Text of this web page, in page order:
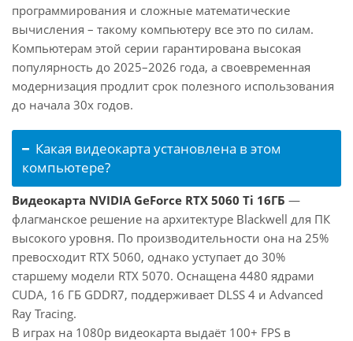
программирования и сложные математические
вычисления – такому компьютеру все это по силам.
Компьютерам этой серии гарантирована высокая
популярность до 2025–2026 года, а своевременная
модернизация продлит срок полезного использования
до начала 30х годов.
Какая видеокарта установлена в этом
компьютере?
Видеокарта NVIDIA GeForce RTX 5060 Ti 16ГБ —
флагманское решение на архитектуре Blackwell для ПК
высокого уровня. По производительности она на 25%
превосходит RTX 5060, однако уступает до 30%
старшему модели RTX 5070. Оснащена 4480 ядрами
CUDA, 16 ГБ GDDR7, поддерживает DLSS 4 и Advanced
Ray Tracing.
В играх на 1080p видеокарта выдаёт 100+ FPS в